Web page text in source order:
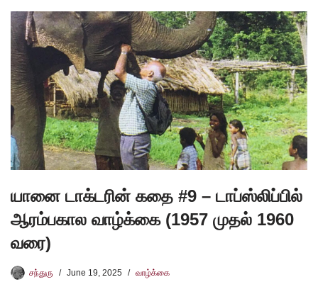
யானை டாக்டரின் கதை #9 – டாப்ஸ்லிப்பில்
ஆரம்பகால வாழ்க்கை (1957 முதல் 1960
வரை)
சந்துரு June 19, 2025 வாழ்க்கை